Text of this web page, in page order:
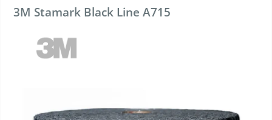
3M Stamark Black Line A715